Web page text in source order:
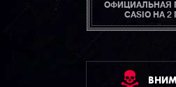
ОФИЦИАЛЬНАЯ
CASIO НА 2